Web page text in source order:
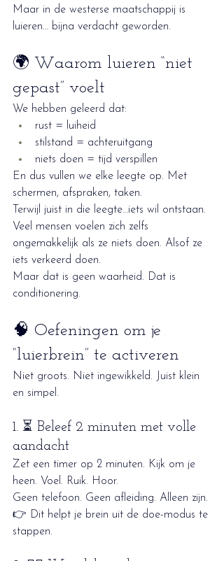
Maar in de westerse maatschappij is
luieren… bijna verdacht geworden.
🌍 Waarom luieren “niet
gepast” voelt
We hebben geleerd dat:
rust = luiheid
stilstand = achteruitgang
niets doen = tijd verspillen
En dus vullen we elke leegte op. Met
schermen, afspraken, taken.
Terwijl juist in die leegte…iets wil ontstaan.
Veel mensen voelen zich zelfs
ongemakkelijk als ze niets doen. Alsof ze
iets verkeerd doen.
Maar dat is geen waarheid. Dat is
conditionering.
🧠 Oefeningen om je
“luierbrein” te activeren
Niet groots. Niet ingewikkeld. Juist klein
en simpel.
1. ⏳ Beleef 2 minuten met volle
aandacht
Zet een timer op 2 minuten. Kijk om je
heen. Voel. Ruik. Hoor.
Geen telefoon. Geen afleiding. Alleen zijn.
👉 Dit helpt je brein uit de doe-modus te
stappen.